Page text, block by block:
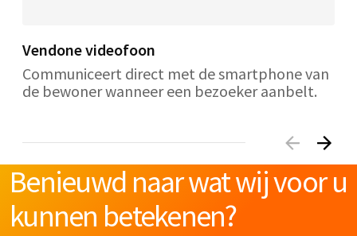
Vendone videofoon
Communiceert direct met de smartphone van
de bewoner wanneer een bezoeker aanbelt.
Benieuwd naar wat wij voor u
kunnen betekenen?